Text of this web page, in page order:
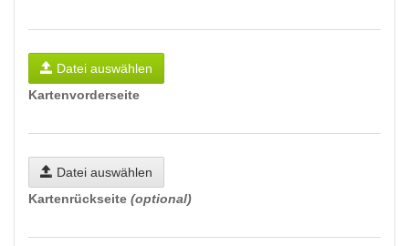
Datei auswählen
Kartenvorderseite
Datei auswählen
Kartenrückseite (optional)